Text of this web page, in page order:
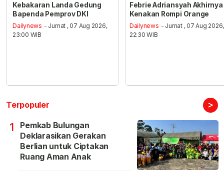
Kebakaran Landa Gedung
Bapenda Pemprov DKI
Dailynews - Jumat , 07 Aug 2026,
23:00 WIB
Febrie Adriansyah Akhirnya
Kenakan Rompi Orange
Dailynews - Jumat , 07 Aug 2026,
22:30 WIB
Terpopuler >
1
Pemkab Bulungan
Deklarasikan Gerakan
Berlian untuk Ciptakan
Ruang Aman Anak